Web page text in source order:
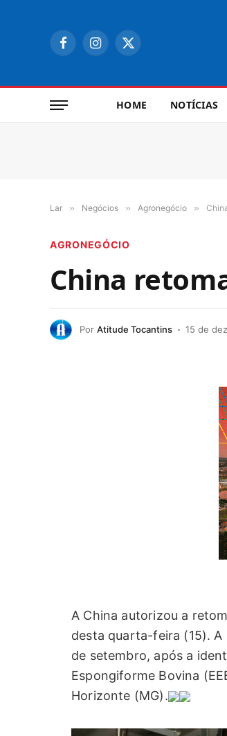
FacebookInstagram
X
HOME NOTÍCIAS
Lar » Negócios » Agronegócio »
AGRONEGÓCIO
China
Por Atitude Tocantins 15 de
A China autorizou a
desta quarta-feira (15).
de setembro, após a
Espongiforme Bovina
Horizonte (MG).